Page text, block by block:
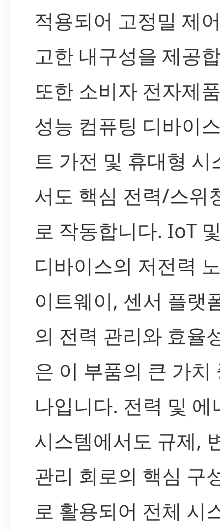
적용되어 고정밀 제
고한 내구성을 제공
또한 소비자 전자제
성능 컴퓨팅 디바이
트 가전 및 휴대형 시
서도 핵심 전력/스위
로 작동합니다. IoT
디바이스의 저전력
이트웨이, 센서 플랫
의 전력 관리와 효율
은 이 부품의 큰 가치
나입니다. 전력 및 에
시스템에서도 규제,
관리 회로의 핵심 구
로 활용되어 전체 시